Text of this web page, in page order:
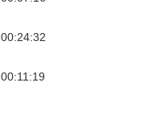
00:24:32
00:11:19